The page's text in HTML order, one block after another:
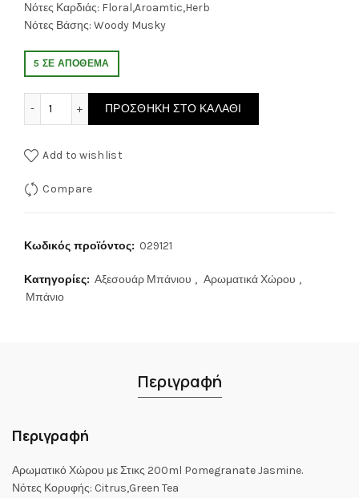
Νότες Καρδιάς: Floral,Aroamtic,Herb
Νότες Βάσης: Woody Musky
5 ΣΕ ΑΠΌΘΕΜΑ
ΠΡΟΣΘΉΚΗ ΣΤΟ ΚΑΛΆΘΙ
Add to wishlist
Compare
Κωδικός προϊόντος: 029121
Κατηγορίες: Αξεσουάρ Μπάνιου , Αρωματικά Χώρου ,
Μπάνιο
Περιγραφή
Περιγραφή
Αρωματικό Χώρου με Στικς 200ml Pomegranate Jasmine.
Νότες Κορυφής: Citrus,Green Tea